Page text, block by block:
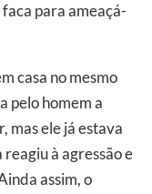
para ameaçá-
casa no mesmo
pelo homem a
mas ele já estava
à agressão e
assim, o